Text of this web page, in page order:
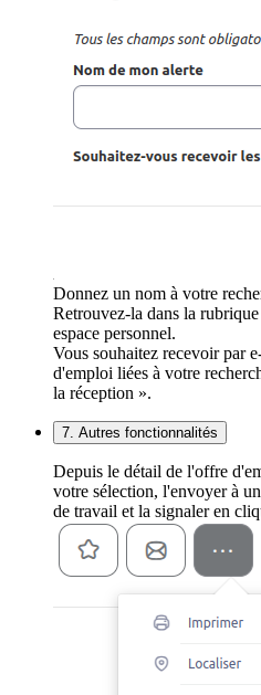
Donnez un nom à votre
Retrouvez-la dans la
espace personnel.
Vous souhaitez recevoir par
d'emploi liées à votre
la réception ».
7. Autres fonctionnalités
Depuis le détail de l'offre
votre sélection, l'envoyer à
de travail et la signaler en